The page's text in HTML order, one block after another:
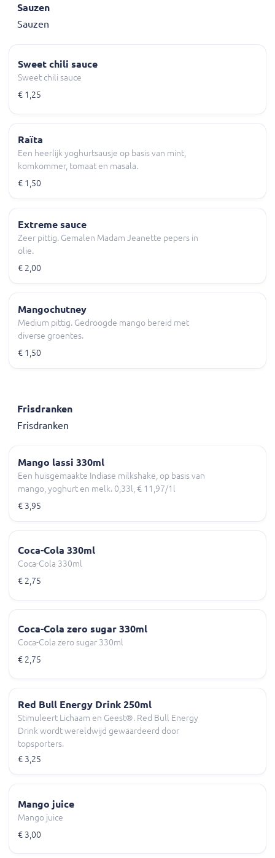
Sauzen
Sauzen
Sweet chili sauce
Sweet chili sauce
€ 1,25
Raïta
Een heerlijk yoghurtsausje op basis van mint,
komkommer, tomaat en masala.
€ 1,50
Extreme sauce
Zeer pittig. Gemalen Madam Jeanette pepers in
olie.
€ 2,00
Mangochutney
Medium pittig. Gedroogde mango bereid met
diverse groentes.
€ 1,50
Frisdranken
Frisdranken
Mango lassi 330ml
Een huisgemaakte Indiase milkshake, op basis van
mango, yoghurt en melk. 0,33l, € 11,97/1l
€ 3,95
Coca-Cola 330ml
Coca-Cola 330ml
€ 2,75
Coca-Cola zero sugar 330ml
Coca-Cola zero sugar 330ml
€ 2,75
Red Bull Energy Drink 250ml
Stimuleert Lichaam en Geest®. Red Bull Energy
Drink wordt wereldwijd gewaardeerd door
topsporters.
€ 3,25
Mango juice
Mango juice
€ 3,00